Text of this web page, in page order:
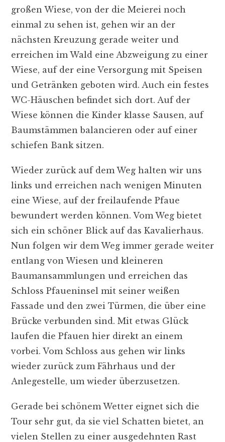
großen Wiese, von der die Meierei noch
einmal zu sehen ist, gehen wir an der
nächsten Kreuzung gerade weiter und
erreichen im Wald eine Abzweigung zu einer
Wiese, auf der eine Versorgung mit Speisen
und Getränken geboten wird. Auch ein festes
WC-Häuschen befindet sich dort. Auf der
Wiese können die Kinder klasse Sausen, auf
Baumstämmen balancieren oder auf einer
schiefen Bank sitzen.
Wieder zurück auf dem Weg halten wir uns
links und erreichen nach wenigen Minuten
eine Wiese, auf der freilaufende Pfaue
bewundert werden können. Vom Weg bietet
sich ein schöner Blick auf das Kavalierhaus.
Nun folgen wir dem Weg immer gerade weiter
entlang von Wiesen und kleineren
Baumansammlungen und erreichen das
Schloss Pfaueninsel mit seiner weißen
Fassade und den zwei Türmen, die über eine
Brücke verbunden sind. Mit etwas Glück
laufen die Pfauen hier direkt an einem
vorbei. Vom Schloss aus gehen wir links
wieder zurück zum Fährhaus und der
Anlegestelle, um wieder überzusetzen.
Gerade bei schönem Wetter eignet sich die
Tour sehr gut, da sie viel Schatten bietet, an
vielen Stellen zu einer ausgedehnten Rast